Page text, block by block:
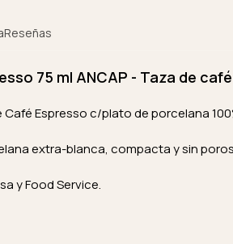
Reseñas
75 ml ANCAP - Taza de
Espresso c/plato de porcelana
extra-blanca, compacta y sin
y Food Service.